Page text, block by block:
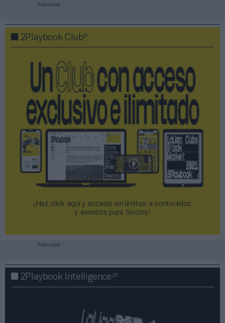
Publicidad
2Playbook Club2P
¡Haz click aquí y accede sin límites a contenidos
y eventos para Socios!​​​​​​​
Publicidad
2Playbook Intelligence2P